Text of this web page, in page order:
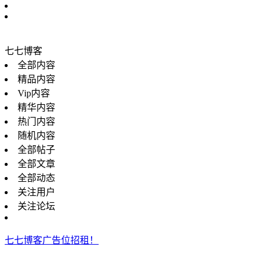
七七博客
全部内容
精品内容
Vip内容
精华内容
热门内容
随机内容
全部帖子
全部文章
全部动态
关注用户
关注论坛
七七博客广告位招租！